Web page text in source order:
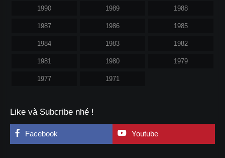
1990 1989 1988
1987 1986 1985
1984 1983 1982
1981 1980 1979
1977 1971
Like và Subcribe nhé !
Facebook Youtube